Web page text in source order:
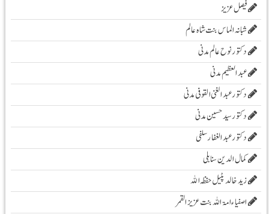
فیصل عزیز
شبانہ الماس بنت شاہ عالم
دکتور نوح عالم مدنی
عبد العظیم مدنی
دکتور عبد الغنی القوفی مدنی
دکتور سید حسین مدنی
دکتور عبدالغفار سلفی
کمال الدین سنابلی
زیدخالد پٹیل حفظہ اللہ
اصفیاء امۃ اللہ بنت عزیز القمر